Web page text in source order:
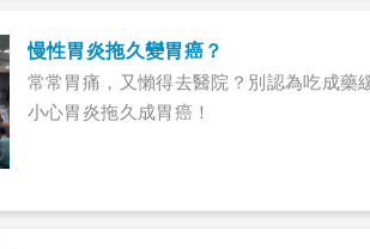
慢性胃炎拖久變胃癌？
常常胃痛，又懶得去醫院？別認為吃成藥
小心胃炎拖久成胃癌！